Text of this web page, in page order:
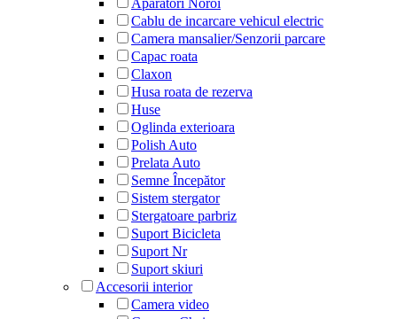
Cablu de incarcare vehicul electric
Camera mansalier/Senzorii parcare
Capac roata
Claxon
Husa roata de rezerva
Huse
Oglinda exterioara
Polish Auto
Prelata Auto
Semne Începător
Sistem stergator
Stergatoare parbriz
Suport Bicicleta
Suport Nr
Suport skiuri
Accesorii interior
Camera video